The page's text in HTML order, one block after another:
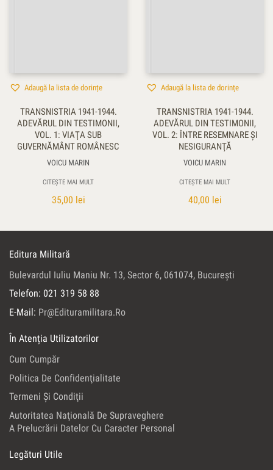
Adaugă la lista de dorințe
TRANSNISTRIA 1941-1944.
ADEVĂRUL DIN TESTIMONII,
VOL. 1: VIAŢA SUB
GUVERNĂMÂNT ROMÂNESC
VOICU MARIN
CITEȘTE MAI MULT
35,00 lei
Adaugă la lista de dorințe
TRANSNISTRIA 1941-1944.
ADEVĂRUL DIN TESTIMONII,
VOL. 2: ÎNTRE RESEMNARE ŞI
NESIGURANŢĂ
VOICU MARIN
CITEȘTE MAI MULT
40,00 lei
Editura Militară
Bulevardul Iuliu Maniu Nr. 13, Sector 6, 061074, Bucureşti
Telefon: 021 319 58 88
E-Mail: Pr@edituramilitara.ro
În Atenția Utilizatorilor
Cum Cumpăr
Politica De Confidenţialitate
Termeni Şi Condiţii
Autoritatea Naţională De Supraveghere
A Prelucrării Datelor Cu Caracter Personal
Legături Utile